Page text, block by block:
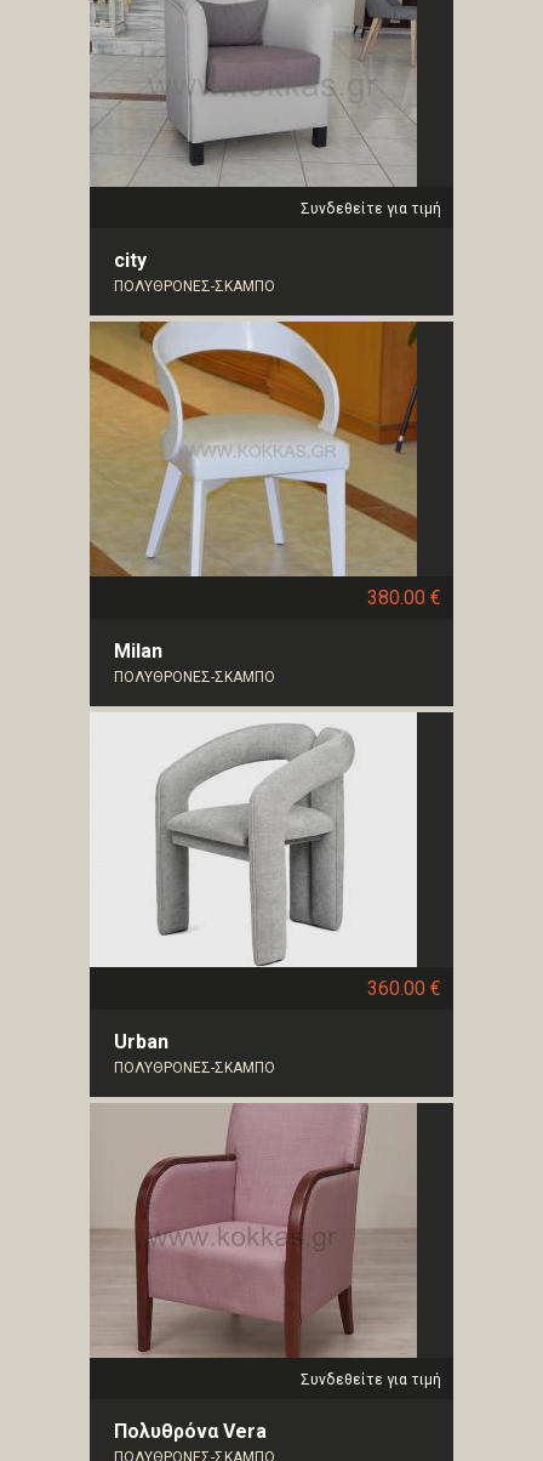
Συνδεθείτε για τιμή
city
ΠΟΛΥΘΡΟΝΕΣ-ΣΚΑΜΠΟ
380.00 €
Milan
ΠΟΛΥΘΡΟΝΕΣ-ΣΚΑΜΠΟ
360.00 €
Urban
ΠΟΛΥΘΡΟΝΕΣ-ΣΚΑΜΠΟ
Συνδεθείτε για τιμή
Πολυθρόνα Vera
ΠΟΛΥΘΡΟΝΕΣ-ΣΚΑΜΠΟ